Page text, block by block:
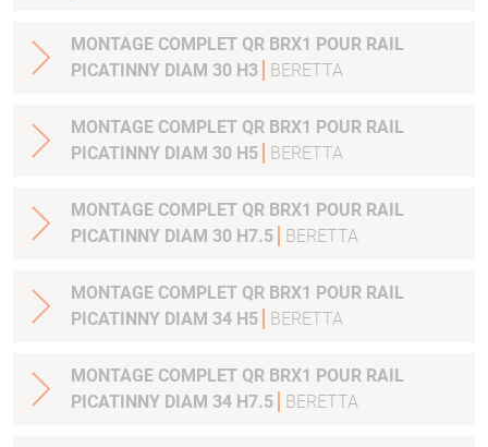
MONTAGE COMPLET QR BRX1 POUR RAIL
PICATINNY DIAM 30 H3
BERETTA
MONTAGE COMPLET QR BRX1 POUR RAIL
PICATINNY DIAM 30 H5
BERETTA
MONTAGE COMPLET QR BRX1 POUR RAIL
PICATINNY DIAM 30 H7.5
BERETTA
MONTAGE COMPLET QR BRX1 POUR RAIL
PICATINNY DIAM 34 H5
BERETTA
MONTAGE COMPLET QR BRX1 POUR RAIL
PICATINNY DIAM 34 H7.5
BERETTA